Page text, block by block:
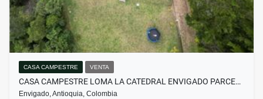
CASA CAMPESTRE VENTA
CASA CAMPESTRE LOMA LA CATEDRAL ENVIGADO PARCE…
Envigado, Antioquia, Colombia